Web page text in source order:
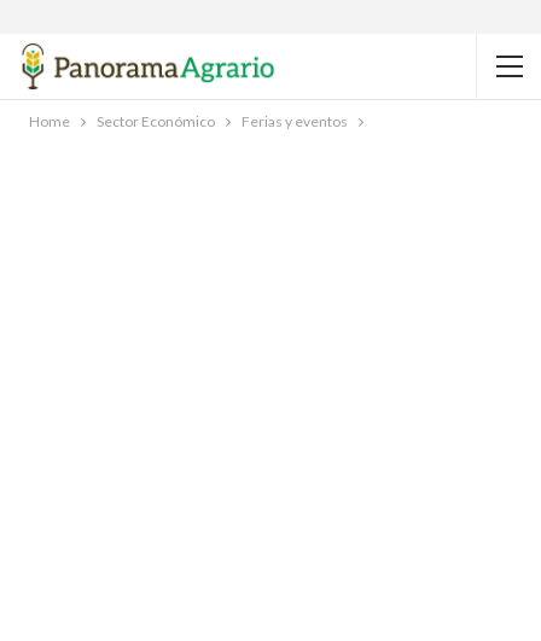
Home Sector Económico Ferias y eventos